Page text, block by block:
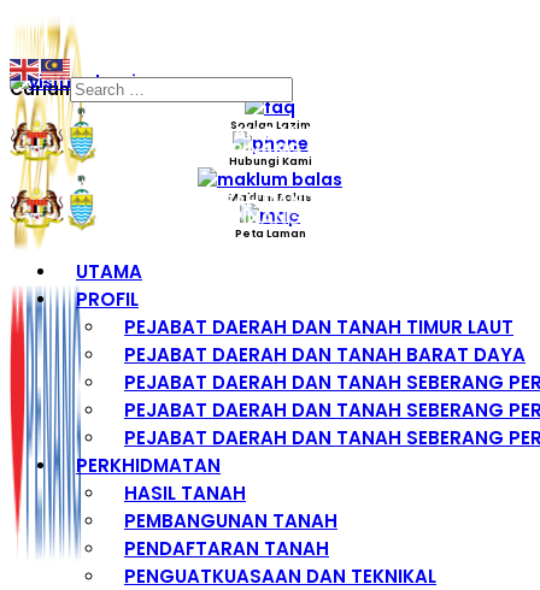
Carian
Soalan Lazim
Hubungi Kami
Maklum Balas
Peta Laman
UTAMA
PROFIL
PEJABAT DAERAH DAN TANAH TIMUR LAUT
PEJABAT DAERAH DAN TANAH BARAT DAYA
PEJABAT DAERAH DAN TANAH SEBERANG
PEJABAT DAERAH DAN TANAH SEBERANG
PEJABAT DAERAH DAN TANAH SEBERANG
PERKHIDMATAN
HASIL TANAH
PEMBANGUNAN TANAH
PENDAFTARAN TANAH
PENGUATKUASAAN DAN TEKNIKAL